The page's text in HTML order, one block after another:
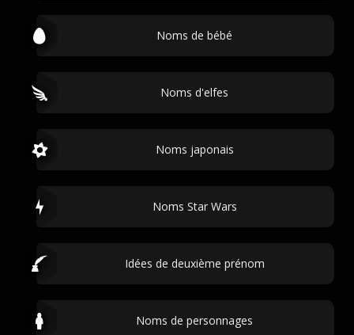
Noms de bébé
Noms d'elfes
Noms japonais
Noms Star Wars
Idées de deuxième prénom
Noms de personnages